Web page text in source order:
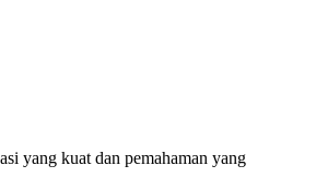
yang kuat dan pemahaman yang